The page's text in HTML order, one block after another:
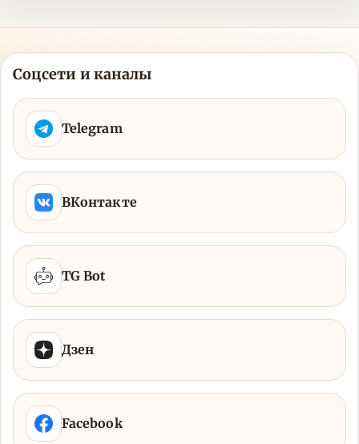
Соцсети и каналы
Telegram
ВКонтакте
TG Bot
Дзен
Facebook